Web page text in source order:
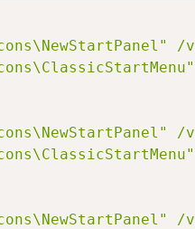
/v
/v
/v